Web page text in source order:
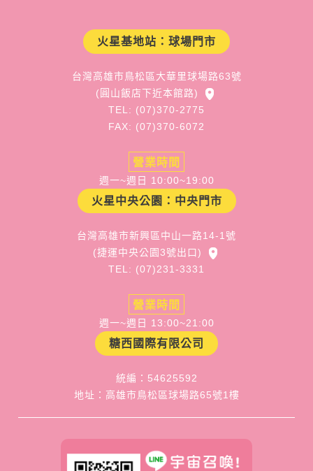
火星基地站：球場門市
台灣高雄市鳥松區大華里球場路63號
(圓山飯店下近本館路)
TEL: (07)370-2775
FAX: (07)370-6072
營業時間
週一~週日 10:00~19:00
火星中央公園：中央門市
台灣高雄市新興區中山一路14-1號
(捷運中央公園3號出口)
TEL: (07)231-3331
營業時間
週一~週日 13:00~21:00
糖西國際有限公司
統編：54625592
地址：高雄市鳥松區球場路65號1樓